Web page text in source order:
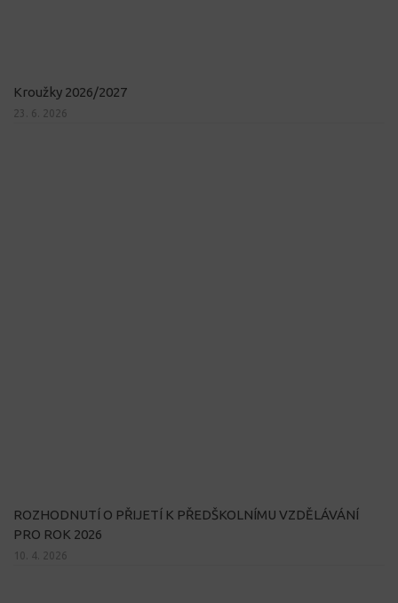
Kroužky 2026/2027
23. 6. 2026
ROZHODNUTÍ O PŘIJETÍ K PŘEDŠKOLNÍMU VZDĚLÁVÁNÍ
PRO ROK 2026
10. 4. 2026